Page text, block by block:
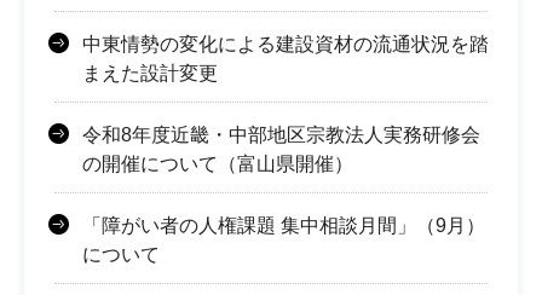
中東情勢の変化による建設資材の流通状況を踏
まえた設計変更
令和8年度近畿・中部地区宗教法人実務研修会
の開催について（富山県開催）
「障がい者の人権課題 集中相談月間」（9月）
について